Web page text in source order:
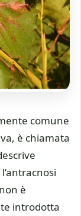
comune
è chiamata
è
introdotta